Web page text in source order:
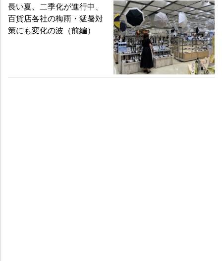
長い夏、二季化が進行中、
百貨店各社の梅雨・猛暑対
策にも変化の波（前編）